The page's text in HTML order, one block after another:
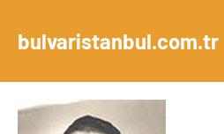
geçbulvaristanbul.com.tr